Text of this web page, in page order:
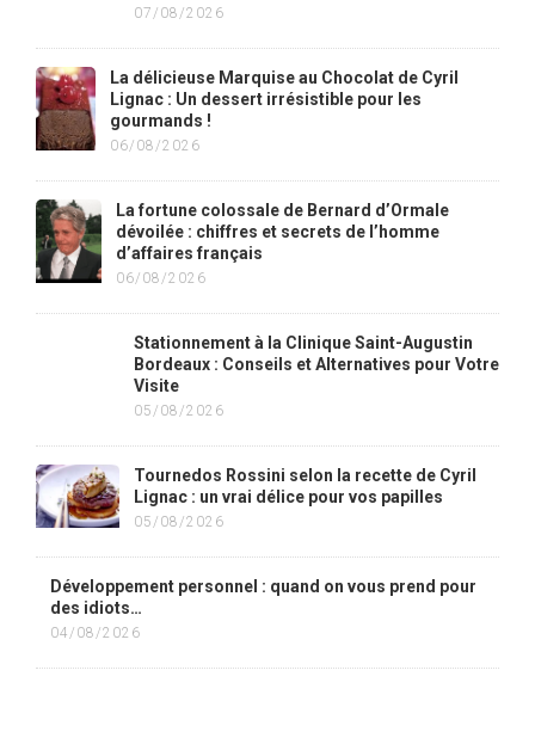
07/08/2026
La délicieuse Marquise au Chocolat de Cyril
Lignac : Un dessert irrésistible pour les
gourmands !
06/08/2026
La fortune colossale de Bernard d’Ormale
dévoilée : chiffres et secrets de l’homme
d’affaires français
06/08/2026
Stationnement à la Clinique Saint-Augustin
Bordeaux : Conseils et Alternatives pour Votre
Visite
05/08/2026
Tournedos Rossini selon la recette de Cyril
Lignac : un vrai délice pour vos papilles
05/08/2026
Développement personnel : quand on vous prend pour
des idiots…
04/08/2026